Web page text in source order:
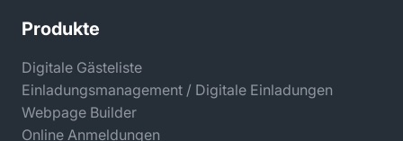
Produkte
Digitale Gästeliste
Einladungsmanagement / Digitale Einladungen
Webpage Builder
Online Anmeldungen